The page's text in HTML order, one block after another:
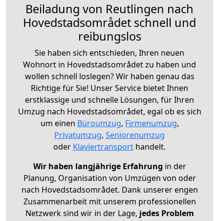
Beiladung von Reutlingen nach
Hovedstadsområdet schnell und
reibungslos
Sie haben sich entschieden, Ihren neuen
Wohnort in Hovedstadsområdet zu haben und
wollen schnell loslegen? Wir haben genau das
Richtige für Sie! Unser Service bietet Ihnen
erstklassige und schnelle Lösungen, für Ihren
Umzug nach Hovedstadsområdet, egal ob es sich
um einen Büroumzug, Firmenumzug,
Privatumzug, Seniorenumzug
oder Klaviertransport handelt.
Wir haben langjährige Erfahrung in der
Planung, Organisation von Umzügen von oder
nach Hovedstadsområdet. Dank unserer engen
Zusammenarbeit mit unserem professionellen
Netzwerk sind wir in der Lage, jedes Problem